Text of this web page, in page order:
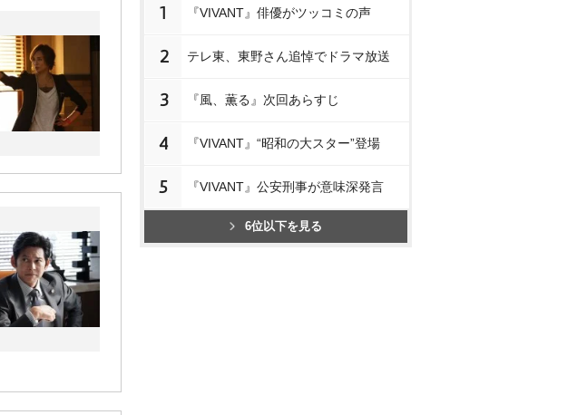
1 『VIVANT』俳優がツッコミの声
2 テレ東、東野さん追悼でドラマ放送
3 『風、薫る』次回あらすじ
4 『VIVANT』“昭和の大スター”登場
5 『VIVANT』公安刑事が意味深発言
6位以下を見る